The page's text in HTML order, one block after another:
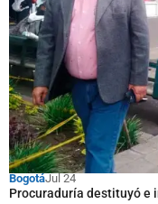
BogotáJul 24
Procuraduría destituyó e